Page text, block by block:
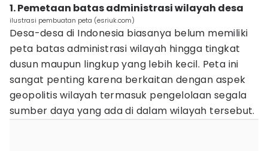
1. Pemetaan batas administrasi wilayah desa
ilustrasi pembuatan peta (esriuk.com)
Desa-desa di Indonesia biasanya belum memiliki
peta batas administrasi wilayah hingga tingkat
dusun maupun lingkup yang lebih kecil. Peta ini
sangat penting karena berkaitan dengan aspek
geopolitis wilayah termasuk pengelolaan segala
sumber daya yang ada di dalam wilayah tersebut.